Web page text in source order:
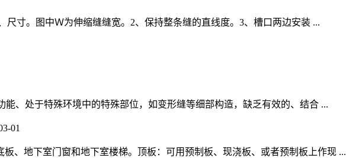
寸。图中Ｗ为伸缩缝缝宽。2、保持整条缝的直线度。3、槽口两边安装 ...
处于特殊环境中的特殊部位，如变形缝等细部构造，缺乏有效的、结合 ...
01
、地下室门窗和地下室楼梯。顶板：可用预制板、现浇板、或者预制板上作现 ...